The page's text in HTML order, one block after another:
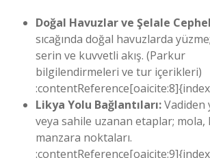
Doğal Havuzlar ve Şelale
sıcağında doğal havuzlarda
serin ve kuvvetli akış. (Parkur
bilgilendirmeleri ve tur içerikleri)
Likya Yolu Bağlantıları:Vadiden
veya sahile uzanan etaplar; mola,
manzara noktaları.